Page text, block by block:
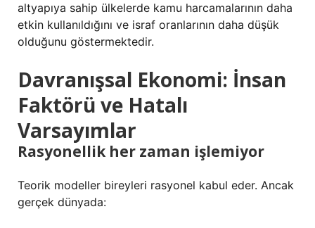
altyapıya sahip ülkelerde kamu harcamalarının daha
etkin kullanıldığını ve israf oranlarının daha düşük
olduğunu göstermektedir.
Davranışsal Ekonomi: İnsan
Faktörü ve Hatalı
Varsayımlar
Rasyonellik her zaman işlemiyor
Teorik modeller bireyleri rasyonel kabul eder. Ancak
gerçek dünyada: